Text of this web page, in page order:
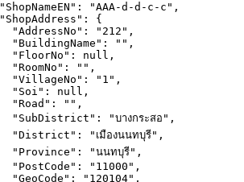
"ShopNameEN" : "AAA-d-d-c-c " ,
"ShopAddress" : {
"AddressNo" : " 212 " ,
"BuildingName" : "" ,
"FloorNo" : null ,
"RoomNo" : "" ,
"VillageNo" : " 1 " ,
"Soi" : null ,
"Road" : "" ,
"SubDistrict" : "บางกระสอ " ,
"District" : " เมืองนนทบุรี" ,
"Province" : "นนทบุรี" ,
"PostCode" : " 11000 " ,
"GeoCode" : " 120104" ,